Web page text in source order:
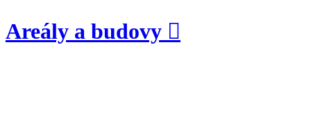
Areály a budovy